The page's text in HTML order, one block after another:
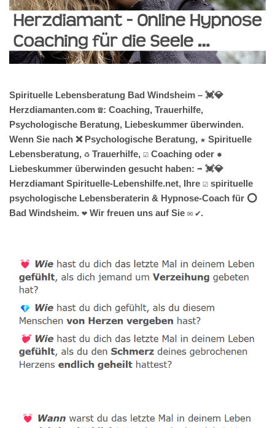
Spirituelle Lebensberatung Bad Windsheim – 💓️💎
Herzdiamanten.com ☎️: Coaching, Trauerhilfe,
Psychologische Beratung, Liebeskummer überwinden.
Wenn Sie nach ❌ Psychologische Beratung, ★ Spirituelle
Lebensberatung, ♻ Trauerhilfe, ☑️ Coaching oder ✹
Liebeskummer überwinden gesucht haben: ➡️ 💓️💎
Herzdiamant Spirituelle-Lebenshilfe.net, Ihre ☑️ spirituelle
psychologische Lebensberaterin & Hypnose-Coach für ⭕
Bad Windsheim. ❤ Wir freuen uns auf Sie ✉ ✔.